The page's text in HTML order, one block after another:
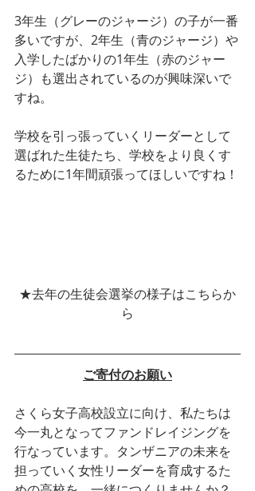
3年生（グレーのジャージ）の子が一番
多いですが、2年生（青のジャージ）や
入学したばかりの1年生（赤のジャー
ジ）も選出されているのが興味深いで
すね。
学校を引っ張っていくリーダーとして
選ばれた生徒たち、学校をより良くす
るために1年間頑張ってほしいですね！
★去年の生徒会選挙の様子はこちらか
ら
ご寄付のお願い
さくら女子高校設立に向け、私たちは
今一丸となってファンドレイジングを
行なっています。タンザニアの未来を
担っていく女性リーダーを育成するた